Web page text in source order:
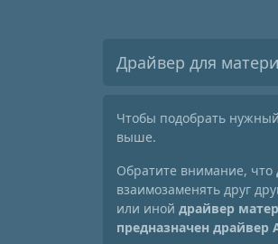
Драйвер для
Чтобы подобрать нужный
выше.
Обратите внимание, что
взаимозаменять друг
или иной драйвер
предназначен драйвер